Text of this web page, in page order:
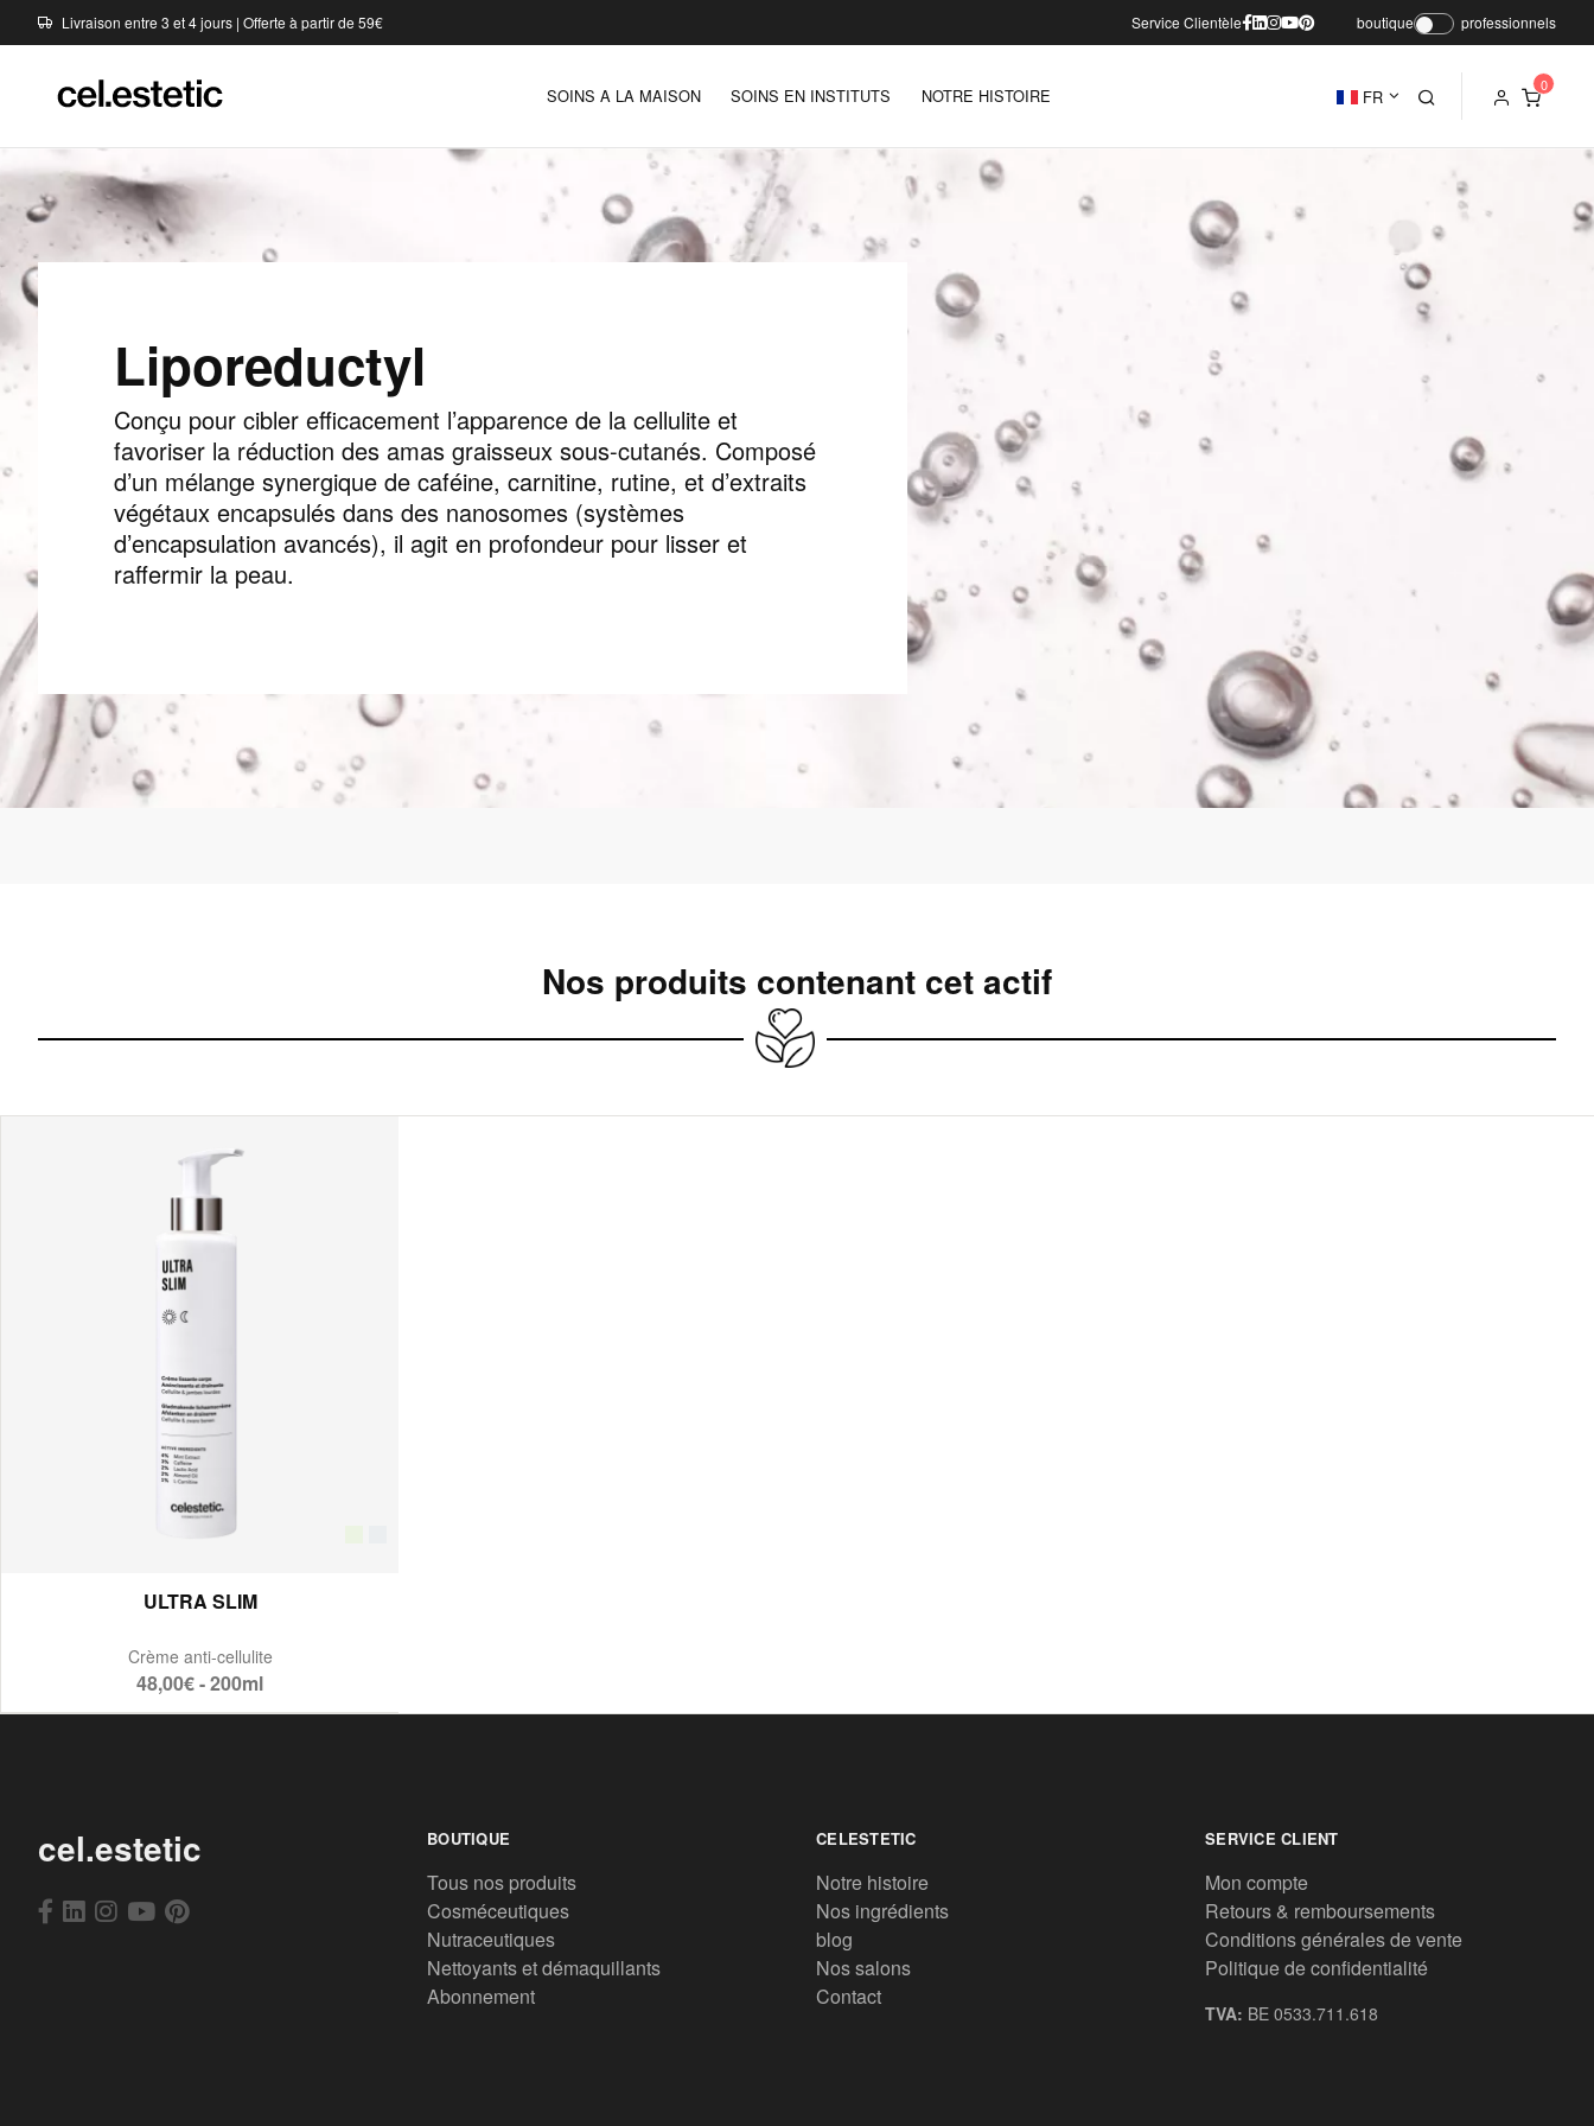
Livraison entre 3 et 4 jours | Offerte à partir de 59€ Service Clientèle boutique professionnels
SOINS A LA MAISON SOINS EN INSTITUTS NOTRE HISTOIRE FR
Liporeductyl
Conçu pour cibler efficacement l’apparence de la cellulite et
favoriser la réduction des amas graisseux sous-cutanés. Composé
d’un mélange synergique de caféine, carnitine, rutine, et d’extraits
végétaux encapsulés dans des nanosomes (systèmes
d’encapsulation avancés), il agit en profondeur pour lisser et
raffermir la peau.
Nos produits contenant cet actif
ULTRA SLIM
Crème anti-cellulite
48,00€ - 200ml
cel.estetic BOUTIQUE
Tous nos produits
Cosméceutiques
Nutraceutiques
Nettoyants et démaquillants
Abonnement
CELESTETIC
Notre histoire
Nos ingrédients
blog
Nos salons
Contact
SERVICE CLIENT
Mon compte
Retours & remboursements
Conditions générales de vente
Politique de confidentialité
TVA: BE 0533.711.618